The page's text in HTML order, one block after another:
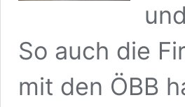
So auch die
mit den ÖBB